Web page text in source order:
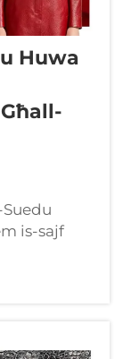
Huwa
is-sajf
għall-
u